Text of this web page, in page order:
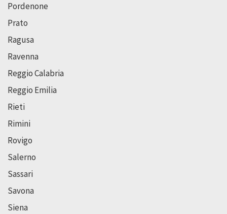
Pordenone
Prato
Ragusa
Ravenna
Reggio Calabria
Reggio Emilia
Rieti
Rimini
Rovigo
Salerno
Sassari
Savona
Siena